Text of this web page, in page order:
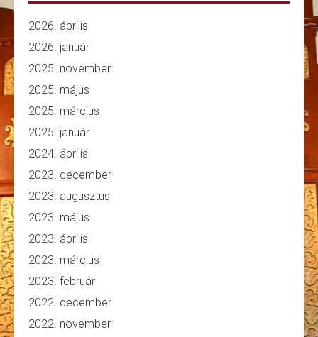
2026. április
2026. január
2025. november
2025. május
2025. március
2025. január
2024. április
2023. december
2023. augusztus
2023. május
2023. április
2023. március
2023. február
2022. december
2022. november